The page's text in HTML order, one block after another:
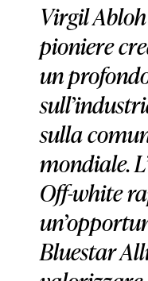
Virgil
pioniere
un
sulla
mondiale.
Off-white
Bluestar